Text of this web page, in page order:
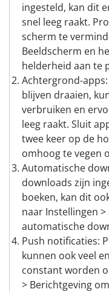
ingesteld, kan dit
snel leeg raakt.
scherm te
Beeldscherm en
helderheid aan te
Achtergrond-
blijven draaien,
verbruiken en
leeg raakt. Sluit
twee keer op de
omhoog te vegen
Automatische
downloads zijn
boeken, kan dit
naar Instellingen
automatische
Push notificaties:
kunnen ook veel
constant worden
> Berichtgeving